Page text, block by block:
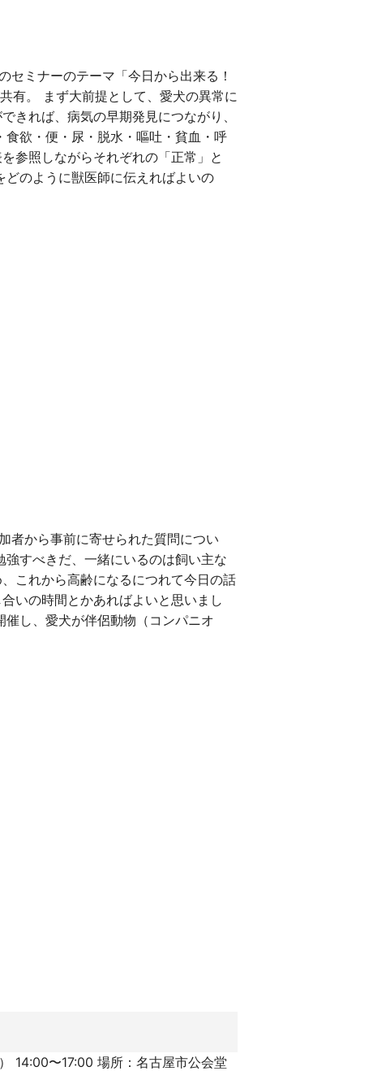
セミナーのテーマ「今日から出来る！
有。 まず大前提として、愛犬の異常に
きれば、病気の早期発見につながり、
欲・便・尿・脱水・嘔吐・貧血・呼
参照しながらそれぞれの「正常」と
どのように獣医師に伝えればよいの
者から事前に寄せられた質問につい
すべきだ、一緒にいるのは飼い主な
これから高齢になるにつれて今日の話
いの時間とかあればよいと思いまし
し、愛犬が伴侶動物（コンパニオ
14:00〜17:00 場所：名古屋市公会堂